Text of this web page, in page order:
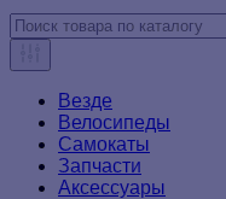
Везде
Велосипеды
Самокаты
Запчасти
Аксессуары